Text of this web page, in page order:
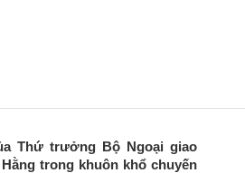
Thứ trưởng Bộ Ngoại giao
trong khuôn khổ chuyến